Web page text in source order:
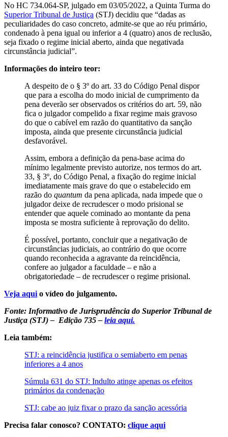
No HC 734.064-SP, julgado em 03/05/2022, a Quinta Turma do
Superior Tribunal de Justiça (STJ) decidiu que “dadas as
peculiaridades do caso concreto, admite-se que ao réu primário,
condenado à pena igual ou inferior a 4 (quatro) anos de reclusão,
seja fixado o regime inicial aberto, ainda que negativada
circunstância judicial”.
Informações do inteiro teor:
A despeito de o § 3º do art. 33 do Código Penal dispor
que para a escolha do modo inicial de cumprimento da
pena deverão ser observados os critérios do art. 59, não
fica o julgador compelido a fixar regime mais gravoso
do que o cabível em razão do quantitativo da sanção
imposta, ainda que presente circunstância judicial
desfavorável.
Assim, embora a definição da pena-base acima do
mínimo legalmente previsto autorize, nos termos do art.
33, § 3º, do Código Penal, a fixação do regime inicial
imediatamente mais grave do que o estabelecido em
razão do quantum da pena aplicada, nada impede que o
julgador deixe de recrudescer o modo prisional se
entender que aquele cominado ao montante da pena
imposta se mostra suficiente à reprovação do delito.
É possível, portanto, concluir que a negativação de
circunstâncias judiciais, ao contrário do que ocorre
quando reconhecida a agravante da reincidência,
confere ao julgador a faculdade – e não a
obrigatoriedade – de recrudescer o regime prisional.
Veja aqui o vídeo do julgamento.
Fonte: Informativo de Jurisprudência do Superior Tribunal de
Justiça (STJ) – Edição 735 – leia aqui.
Leia também:
STJ: a reincidência justifica o semiaberto em penas
inferiores a 4 anos
Súmula 631 do STJ: Indulto atinge apenas os efeitos
primários da condenação
STJ: cabe ao juiz fixar o prazo da sanção acessória
Precisa falar conosco? CONTATO: clique aqui